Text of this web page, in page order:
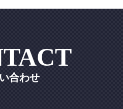
合わせ